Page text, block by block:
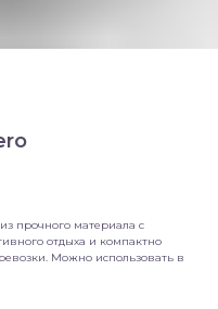
прочного материала с
отдыха и компактно
Можно использовать в